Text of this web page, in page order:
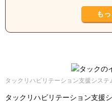
も
タックリハビリテーション支援システ
タックリハビリテーション支援